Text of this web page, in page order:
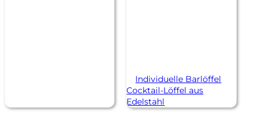
Individuelle Barlöffel
Cocktail-Löffel aus
Edelstahl